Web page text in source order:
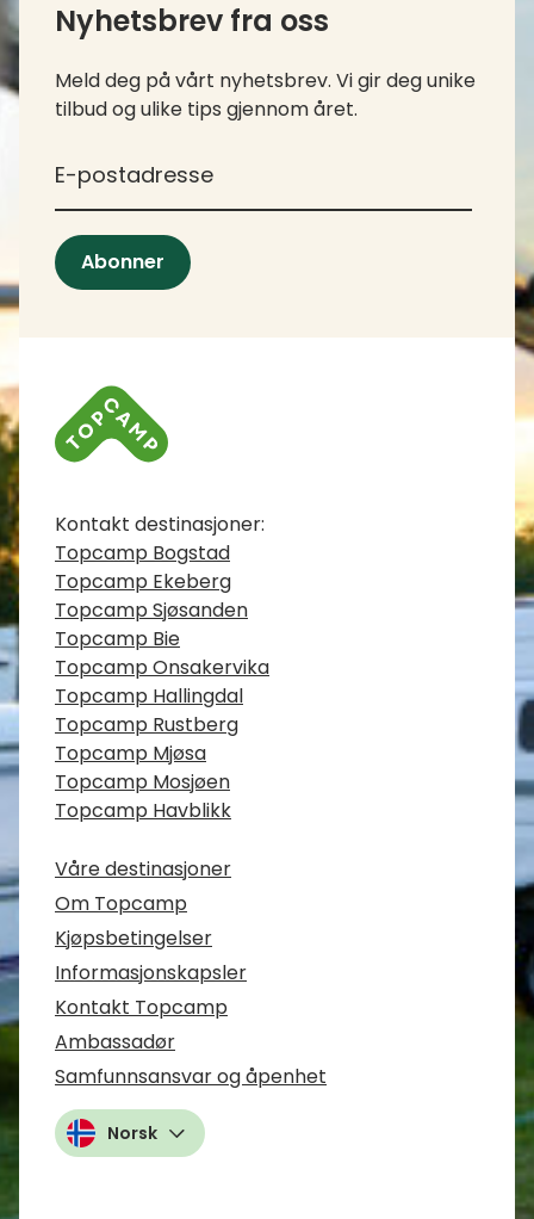
Nyhetsbrev fra oss
Meld deg på vårt nyhetsbrev. Vi gir deg unike
tilbud og ulike tips gjennom året.
E-postadresse
Abonner
Kontaktinfo
Kontakt destinasjoner:
Topcamp Bogstad
Topcamp Ekeberg
Topcamp Sjøsanden
Topcamp Bie
Topcamp Onsakervika
Topcamp Hallingdal
Topcamp Rustberg
Topcamp Mjøsa
Topcamp Mosjøen
Topcamp Havblikk
Våre destinasjoner
Om Topcamp
Kjøpsbetingelser
Informasjonskapsler
Kontakt Topcamp
Ambassadør
Samfunnsansvar og åpenhet
Norsk